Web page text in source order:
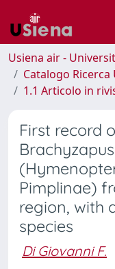
Usiena air -
Catalogo Ricerca
1.1 Articolo in
First record
Pimplinae)
region, with
species
Di Giovanni F.